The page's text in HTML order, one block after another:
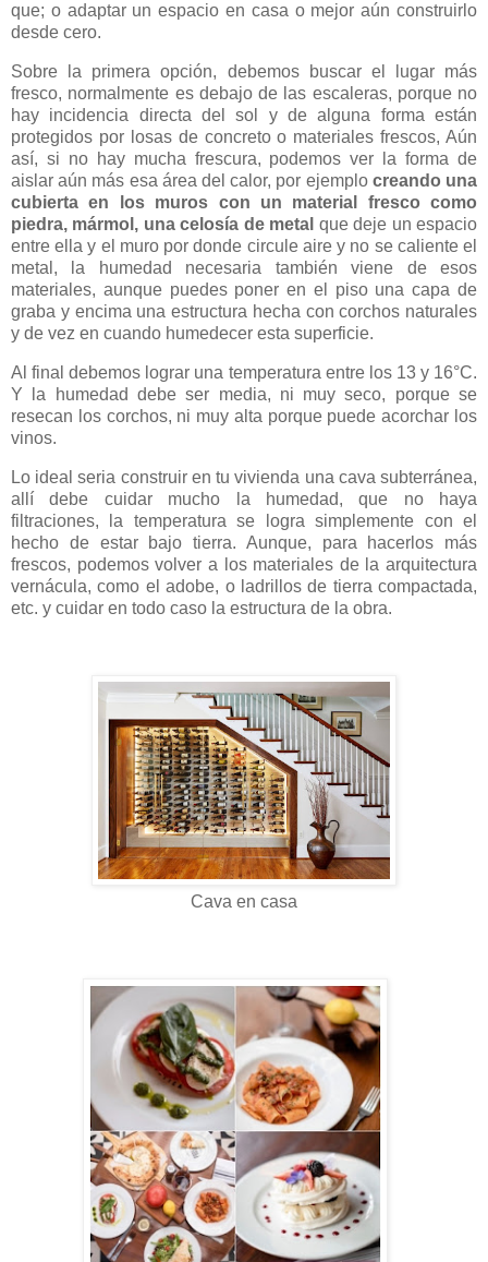
que; o adaptar un espacio en casa o mejor aún construirlo
desde cero.
Sobre la primera opción, debemos buscar el lugar más
fresco, normalmente es debajo de las escaleras, porque no
hay incidencia directa del sol y de alguna forma están
protegidos por losas de concreto o materiales frescos, Aún
así, si no hay mucha frescura, podemos ver la forma de
aislar aún más esa área del calor, por ejemplocreando una
cubierta en los muros con un material fresco como
piedra, mármol, una celosía de metal que deje un espacio
entre ella y el muro por donde circule aire y no se caliente el
metal, la humedad necesaria también viene de esos
materiales, aunque puedes poner en el piso una capa de
graba y encima una estructura hecha con corchos naturales
y de vez en cuando humedecer esta superficie.
Al final debemos lograr una temperatura entre los 13 y 16°C.
Y la humedad debe ser media, ni muy seco, porque se
resecan los corchos, ni muy alta porque puede acorchar los
vinos.
Lo ideal seria construir en tu vivienda una cava subterránea,
allí debe cuidar mucho la humedad, que no haya
filtraciones, la temperatura se logra simplemente con el
hecho de estar bajo tierra. Aunque, para hacerlos más
frescos, podemos volver a los materiales de la arquitectura
vernácula, como el adobe, o ladrillos de tierra compactada,
etc. y cuidar en todo caso la estructura de la obra.
Cava en casa